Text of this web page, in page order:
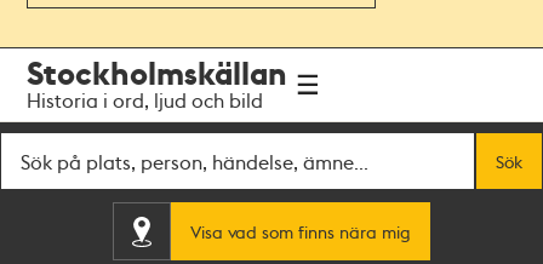
navigationen
huvudinnehållet
Stockholmskällan
Historia i ord, ljud och bild
Sök
Visa vad som finns nära mig